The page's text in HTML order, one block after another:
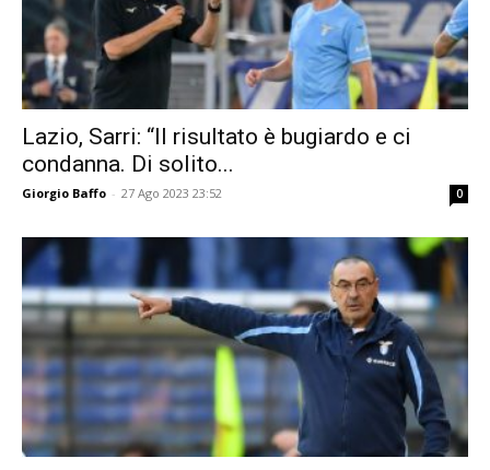
Lazio, Sarri: “Il risultato è bugiardo e ci
condanna. Di solito...
Giorgio Baffo - 27 Ago 2023 23:52 0